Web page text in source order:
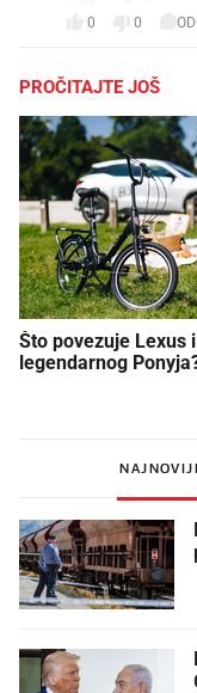
0 0
PROČITAJTE JOŠ
Što povezuje Lexus i
legendarnog